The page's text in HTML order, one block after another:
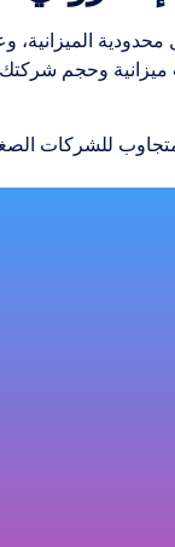
محدودية
ميزانية وحجم
للشركات